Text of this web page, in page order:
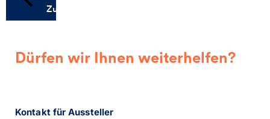
Zurück
Dürfen wir Ihnen weiterhelfen?
Kontakt für Aussteller